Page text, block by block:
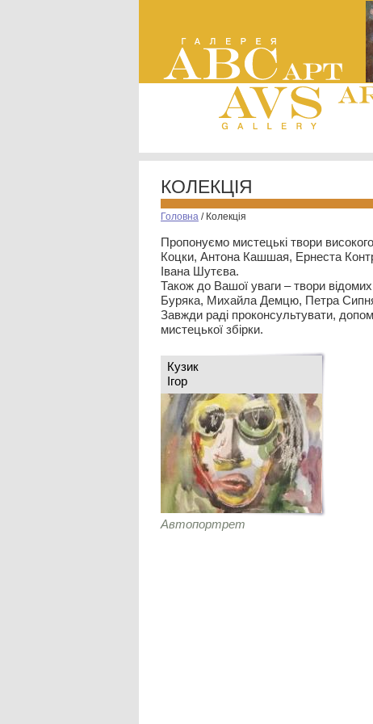
КОЛЕКЦІЯ
Головна / Колекція
Пропонуємо мистецькі твори
Коцки, Антона Кашшая, Ернеста
Івана Шутєва.
Також до Вашої уваги – твори
Буряка, Михайла Демцю, Петра
Завжди раді проконсультувати,
мистецької збірки.
Кузик
Ігор
Автопортрет